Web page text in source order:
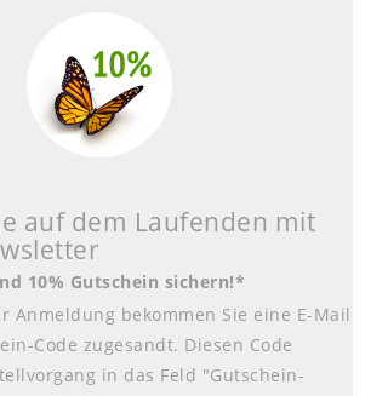
auf dem Laufenden mit
10% Gutschein sichern!*
Anmeldung bekommen Sie eine E-Mail
Code zugesandt. Diesen Code
in das Feld "Gutschein-